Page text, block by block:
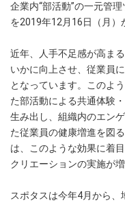
企業内“部活動”の一元管
を2019年12月16日（月）
近年、人手不足感が高ま
いかに向上させ、従業員
となっています。このよ
た部活動による共通体験
生み出し、組織内のエン
た従業員の健康増進を図
は、このような効果に着
クリエーションの実施が増
スポタスは今年4月から